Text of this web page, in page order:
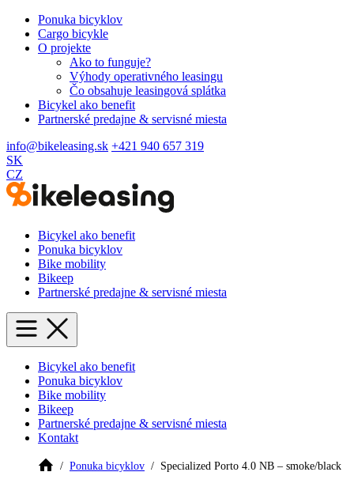
Ponuka bicyklov
Cargo bicykle
O projekte
Ako to funguje?
Výhody operativného leasingu
Čo obsahuje leasingová splátka
Bicykel ako benefit
Partnerské predajne & servisné miesta
info@bikeleasing.sk +421 940 657 319
SK
CZ
Bicykel ako benefit
Ponuka bicyklov
Bike mobility
Bikeep
Partnerské predajne & servisné miesta
Bicykel ako benefit
Ponuka bicyklov
Bike mobility
Bikeep
Partnerské predajne & servisné miesta
Kontakt
Ponuka bicyklov Specialized Porto 4.0 NB – smoke/black